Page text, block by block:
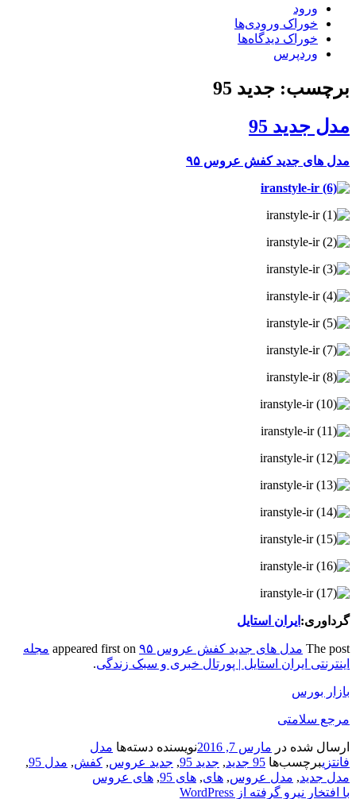
ورود
خوراک ورودی‌ها
خوراک دیدگاه‌ها
وردپرس
برچسب: جدید 95
مدل جدید 95
مدل های جدید کفش عروس ۹۵
گرداوری: ایران استایل
The post مدل های جدید کفش عروس ۹۵
مجله
اینترنتی ایران استایل | پورتال خبری و سبک زندگی.
بازار بورس
مرجع سلامتی
ارسال شده در مارس 7, 2016 نویسنده دسته‌ها مدل
فانتزیبرچسب‌ها 95 جدید , جدید 95 , جدید عروس, کفش, مدل 95
,
مدل جدید, مدل عروس, های, های 95 , های عروس
با افتخار نیرو گرفته از WordPress